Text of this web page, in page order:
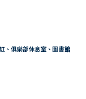
、俱樂部休息室、圖書館